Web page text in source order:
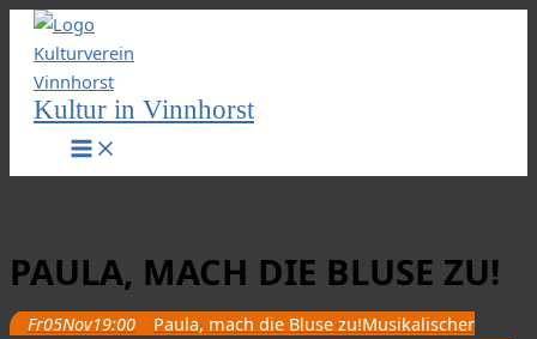
Zum
Inhalt
springen
Kultur in Vinnhorst
PAULA, MACH DIE BLUSE ZU!
Fr05Nov19:00 Paula, mach die Bluse zu!Musikalischer